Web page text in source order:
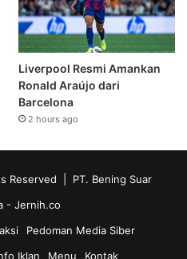
Liverpool Resmi Amankan
Ronald Araújo dari
Barcelona
2 hours ago
Reserved | PT. Bening Suar
- Jernih.co
Pedoman Media Siber
Iklan Menu Kontak